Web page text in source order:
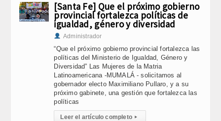
[Santa Fe] Que el próximo gobierno
provincial fortalezca políticas de
igualdad, género y diversidad
Administrador
“Que el próximo gobierno provincial fortalezca las
políticas del Ministerio de Igualdad, Género y
Diversidad” Las Mujeres de la Matria
Latinoamericana -MUMALÁ - solicitamos al
gobernador electo Maximiliano Pullaro, y a su
próximo gabinete, una gestión que fortalezca las
políticas
Leer el artículo completo ▸